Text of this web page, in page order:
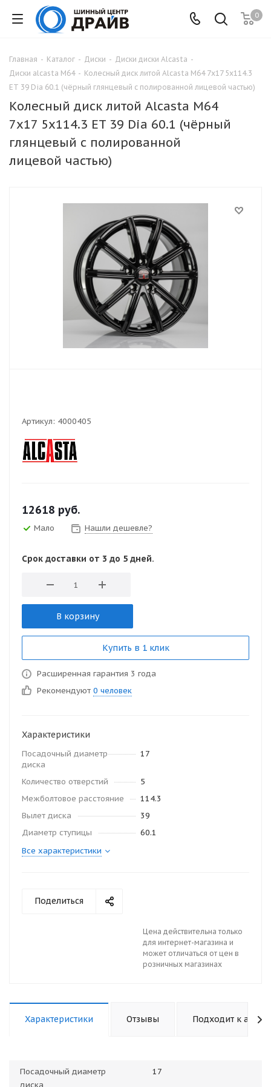
0
Главная - Каталог - Диски - Диски диски Alcasta -
Диски alcasta M64 - Колесный диск литой Alcasta M64 7x17 5x114.3
ET 39 Dia 60.1 (чёрный глянцевый с полированной лицевой частью)
Колесный диск литой Alcasta M64
7x17 5x114.3 ET 39 Dia 60.1 (чёрный
глянцевый с полированной
лицевой частью)
Артикул: 4000405
12618 руб.
Мало Нашли дешевле?
Срок доставки от 3 до 5 дней.
В корзину
Купить в 1 клик
Расширенная гарантия 3 года
Рекомендуют 0 человек
Характеристики
Посадочный диаметр
диска
17
Количество отверстий
5
Межболтовое расстояние
114.3
Вылет диска
39
Диаметр ступицы
60.1
Все характеристики
Поделиться
Цена действительна только
для интернет-магазина и
может отличаться от цен в
розничных магазинах
Характеристики Отзывы Подходит к авто
Посадочный диаметр
диска
17